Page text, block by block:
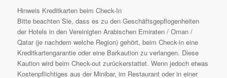
Hinweis Kreditkarten beim Check-In
Bitte beachten Sie, dass es zu den Geschäftsgepflogenheiten
der Hotels in den Vereinigten Arabischen Emiraten / Oman /
Qatar (je nachdem welche Region) gehört, beim Check-in eine
Kreditkartengarantie oder eine Barkaution zu verlangen. Diese
Kaution wird beim Check-out zurückerstattet. Wenn jedoch etwas
Kostenpflichtiges aus der Minibar, im Restaurant oder in einer